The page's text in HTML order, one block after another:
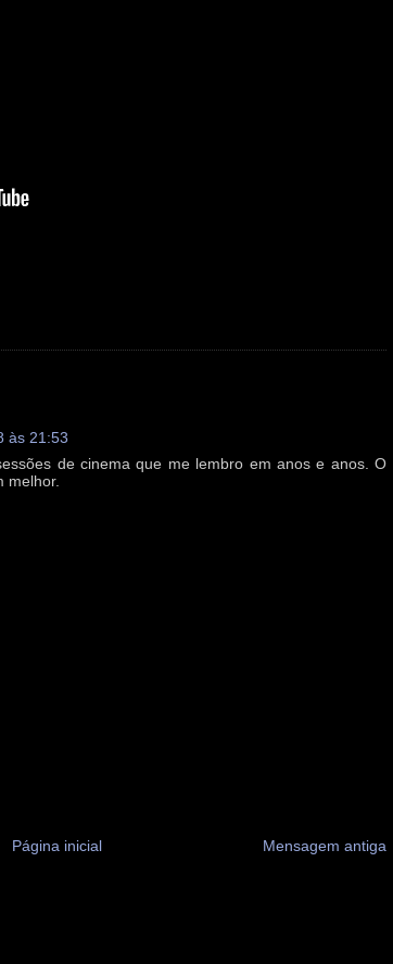
às 21:53
de cinema que me lembro em anos e anos. O
melhor.
Mensagem antiga
Página inicial